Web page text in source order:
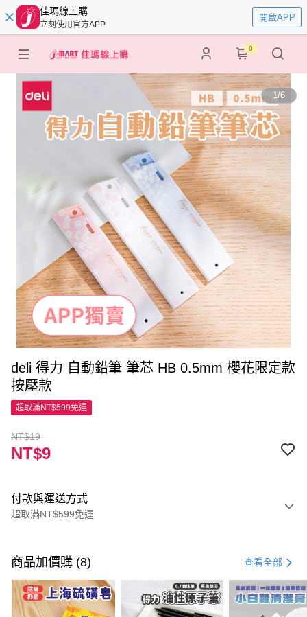
佳瑪線上購
立刻使用官方APP
開啟APP
0
1/6
deli 得力 自動鉛筆 筆芯 HB 0.5mm 櫻花限定款
按壓款
超取滿NT$599免運
NT$19
NT$9
付款與運送方式
超取滿NT$599免運
信用卡一次付款
超商取貨付款
LINE Pay
商品加價購 (8) 查看全部